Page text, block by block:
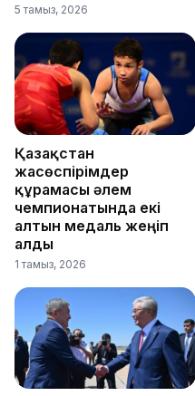
5 тамыз, 2026
Қазақстан
жасөспірімдер
құрамасы әлем
чемпионатында екі
алтын медаль жеңіп
алды
1 тамыз, 2026